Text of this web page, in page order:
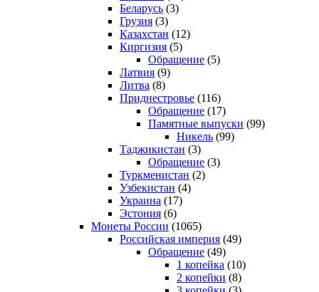
Беларусь (3)
Грузия (3)
Казахстан (12)
Киргизия (5)
Обращение (5)
Латвия (9)
Литва (8)
Приднестровье (116)
Обращение (17)
Памятные выпуски (99)
Никель (99)
Таджикистан (3)
Обращение (3)
Туркменистан (2)
Узбекистан (4)
Украина (17)
Эстония (6)
Монеты России (1065)
Российская империя (49)
Обращение (49)
1 копейка (10)
2 копейки (8)